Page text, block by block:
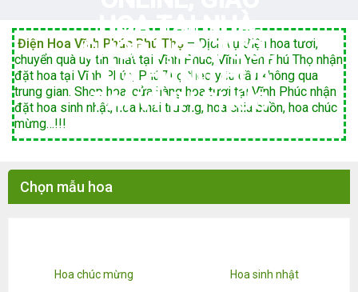
Điện Hoa Vĩnh Phúc Phú Thọ – Dịch vụ điện hoa tươi,
chuyển quà uy tín nhất tại Vĩnh Phúc, Vĩnh Yên Phú Thọ nhận
đặt hoa tại Vĩnh Phúc, Phú Thọ theo yêu cầu không qua
trung gian. Shop hoa, cửa hàng hoa tươi tại Vĩnh Phúc nhận
đặt hoa sinh nhật, hoa khai trương, hoa chia buồn, hoa chúc
mừng…!!!
Chọn mẫu hoa
Hoa chúc mừng Hoa sinh nhật